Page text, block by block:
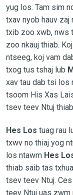
yug los. Tam sim
txav nyob hauv
txib zoo xwb, nws
zoo nkauj thiab.
ntseeg, koj vam
txog tus tshaj lub
xav tau dab tsi los
tsoom His Xas
tsev teev Ntuj
Hes Los tuag rau
txwv no thiaj yog
los ntawm Hes
thiab saib tas
tsev teev Ntuj.
teev Ntuj uas zwm